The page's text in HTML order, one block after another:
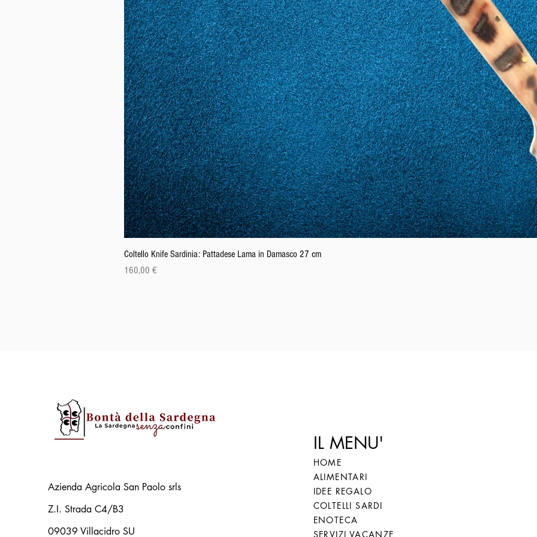
Coltello Knife Sardinia: Pattadese Lama in Damasco 27 cm
Prezzo
160,00 €
Azienda Agricola San Paolo srls
Z.I. Strada C4/B3
09039 Villacidro SU
IL MENU'
HOME
ALIMENTARI
IDEE REGALO
COLTELLI SARDI
ENOTECA
SERVIZI VACANZE